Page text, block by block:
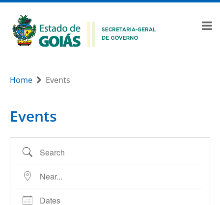
Home Events
Events
Search
Near...
Dates